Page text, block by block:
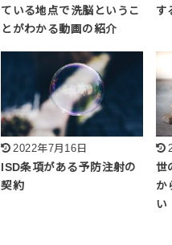
ている地点で洗脳というこ
とがわかる動画の紹介
す
2022年7月16日
ISD条項がある予防注射の
契約
世
か
い